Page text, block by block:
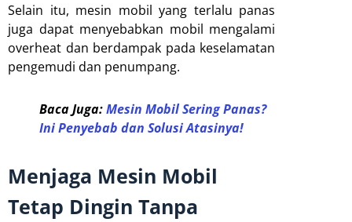
Selain itu, mesin mobil yang terlalu panas
juga dapat menyebabkan mobil mengalami
overheat dan berdampak pada keselamatan
pengemudi dan penumpang.
Baca Juga:Mesin Mobil Sering Panas?
Ini Penyebab dan Solusi Atasinya!
Menjaga Mesin Mobil
Tetap Dingin Tanpa